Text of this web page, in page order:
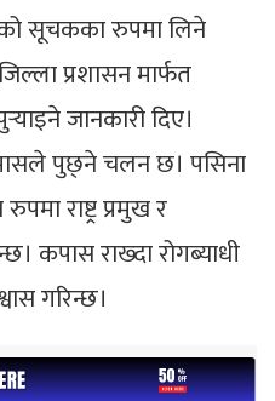
सूचकका रुपमा लिने
प्रशासन मार्फत
जानकारी दिए।
पुछ्ने चलन छ। पसिना
राष्ट्र प्रमुख र
कपास राख्दा रोगब्याधी
गरिन्छ।